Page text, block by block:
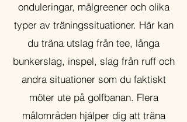
onduleringar, målgreener och olika
typer av träningssituationer. Här kan
du träna utslag från tee, långa
bunkerslag, inspel, slag från ruff och
andra situationer som du faktiskt
möter ute på golfbanan. Flera
målområden hjälper dig att träna